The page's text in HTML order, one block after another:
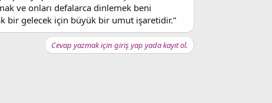
ve onları defalarca dinlemek beni
bir gelecek için büyük bir umut işaretidir.”
Cevap yazmak için giriş yap yada kayıt ol.